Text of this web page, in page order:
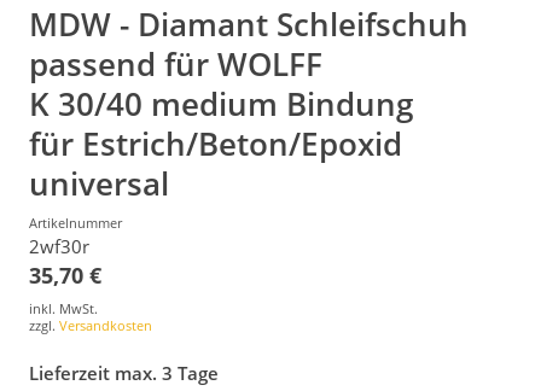
MDW - Diamant Schleifschuh
passend für WOLFF
K 30/40 medium Bindung
für Estrich/Beton/Epoxid
universal
Artikelnummer
2wf30r
35,70 €
inkl. MwSt.
zzgl. Versandkosten
Lieferzeit max. 3 Tage